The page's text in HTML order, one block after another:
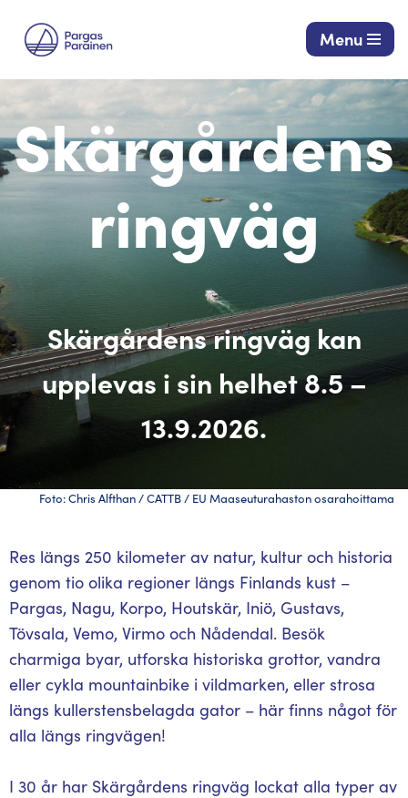
Siirry
suoraan
sisältöön
Menu
Skärgårdens
ringväg
Skärgårdens ringväg kan
upplevas i sin helhet 8.5 –
13.9.2026.
Foto: Chris Alfthan / CATTB / EU Maaseuturahaston osarahoittama
Res längs 250 kilometer av natur, kultur och historia
genom tio olika regioner längs Finlands kust –
Pargas, Nagu, Korpo, Houtskär, Iniö, Gustavs,
Tövsala, Vemo, Virmo och Nådendal. Besök
charmiga byar, utforska historiska grottor, vandra
eller cykla mountainbike i vildmarken, eller strosa
längs kullerstensbelagda gator – här finns något för
alla längs ringvägen!
I 30 år har Skärgårdens ringväg lockat alla typer av